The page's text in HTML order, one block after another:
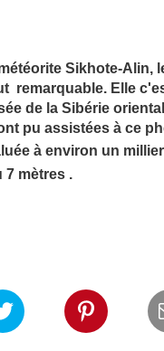
Sikhote-Alin,
remarquable. Elle
de la Sibérie
pu assistées à ce
à environ un
7 mètres .